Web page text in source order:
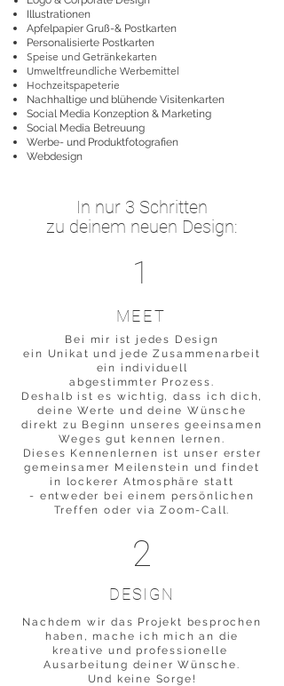
Illustrationen
Apfelpapier Gruß-& Postkarten
Personalisierte Postkarten
Speise und Getränkekarten
Umweltfreundliche Werbemittel
Hochzeitspapeterie
Nachhaltige und blühende Visitenkarten
Social Media Konzeption & Marketing
Social Media Betreuung
Werbe- und Produktfotografien
Webdesign
In nur 3 Schritten
zu deinem neuen Design:
1
MEET
Bei mir ist jedes Design
ein Unikat und jede Zusammenarbeit
ein individuell
abgestimmter Prozess.
Deshalb ist es wichtig, dass ich dich,
deine Werte und deine Wünsche
direkt zu Beginn unseres geeinsamen
Weges gut kennen lernen.
Dieses Kennenlernen ist unser erster
gemeinsamer Meilenstein und findet
in lockerer Atmosphäre statt
- entweder bei einem persönlichen
Treffen oder via Zoom-Call.
2
DESIGN
Nachdem wir das Projekt besprochen
haben, mache ich mich an die
kreative und professionelle
Ausarbeitung deiner Wünsche.
Und keine Sorge!